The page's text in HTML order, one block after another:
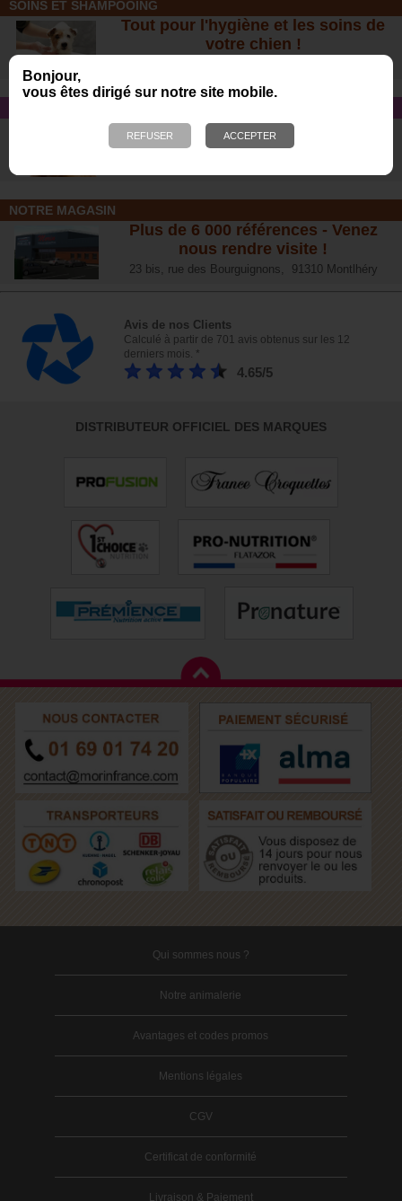
Bonjour,
vous êtes dirigé sur notre site mobile.
SOINS ET SHAMPOOING
Tout pour l'hygiène et les soins de
votre chien !
L’arthrose chez le chien :
traitements naturels et conseil
NOTRE MAGASIN
Plus de 6 000 références - Venez
nous rendre visite !
23 bis, rue des Bourguignons, 91310 Montlhéry
Avis de nos Clients
Calculé à partir de 701 avis obtenus sur les 12
derniers mois. *
4.65/5
DISTRIBUTEUR OFFICIEL DES MARQUES
Qui sommes nous ?
Notre animalerie
Avantages et codes promos
Mentions légales
CGV
Certificat de conformité
Livraison & Paiement